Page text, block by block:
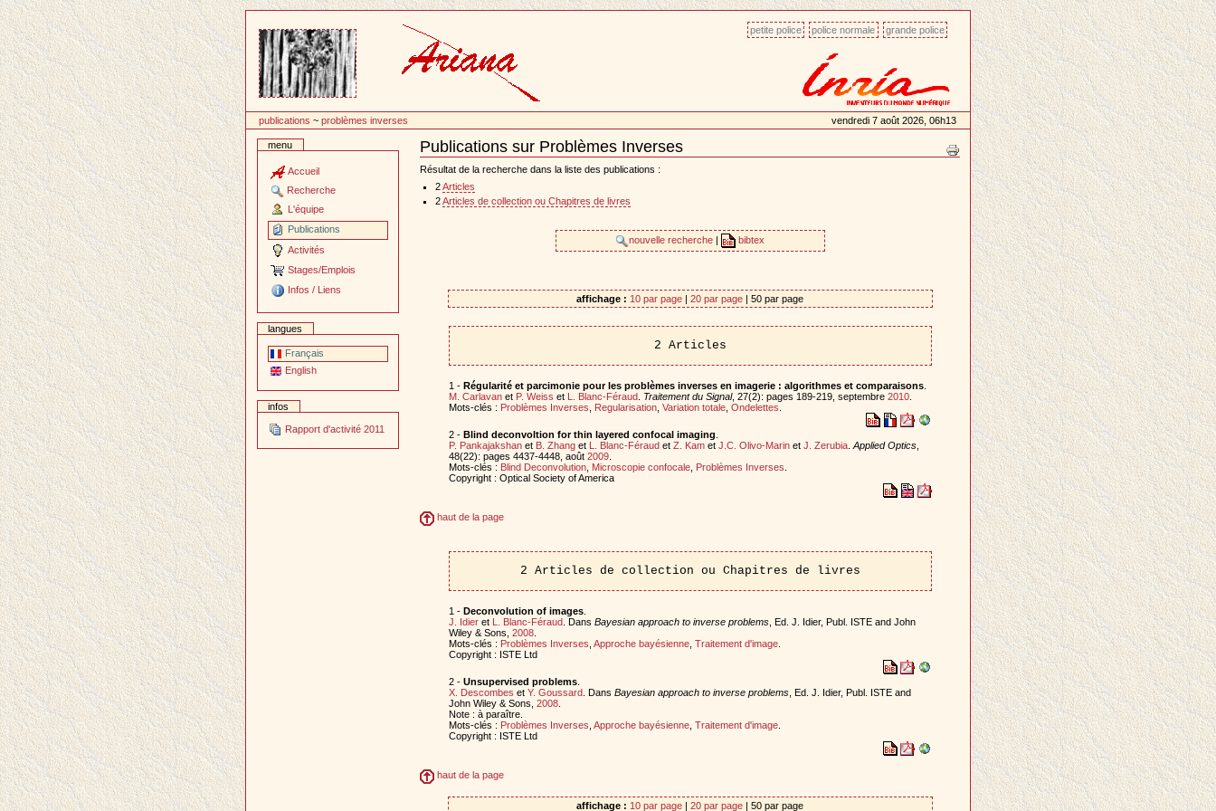
contenu
petite police police normale grande police
publications ~problèmes inverses vendredi 7 août 2026, 06h13
menu
Accueil
Recherche
L'équipe
Publications
Activités
Stages/Emplois
Infos / Liens
langues
Français
English
infos
Rapport d'activité 2011
Publications sur Problèmes Inverses
Document
Actions
Résultat de la recherche dans la liste des publications :
2Articles
2Articles de collection ou Chapitres de livres
nouvelle recherche bibtex
affichage : 10 par page | 20 par page | 50 par page
2 Articles
1 - Régularité et parcimonie pour les problèmes inverses en imagerie : algorithmes et comparaisons.
M. Carlavanet P. Weiss et L. Blanc-Féraud. Traitement du Signal, 27(2): pages 189-219, septembre 2010.
Mots-clés : Problèmes Inverses Regularisation, Variation totale, Ondelettes
2 - Blind deconvoltion for thin layered confocal imaging
P. Pankajakshanet B. Zhanget L. Blanc-Féraudet Z. Kamet J.C. Olivo-Marinet J. Zerubia. Applied Optics,
48(22): pages 4437-4448, août 2009.
Mots-clés : Blind Deconvolution, Microscopie confocale, Problèmes Inverses
Copyright : Optical Society of America
haut de la page
2 Articles de collection ou Chapitres de livres
1 - Deconvolution of images.
J. Idieret L. Blanc-Féraud. Dans Bayesian approach to inverse problems, Ed. J. Idier, Publ. ISTE and John
Wiley & Sons, 2008.
Mots-clés : Problèmes Inverses Approche bayésienne, Traitement d'image.
Copyright : ISTE Ltd
2 - Unsupervised problems.
X. Descombes et Y. Goussard. Dans Bayesian approach to inverse problems, Ed. J. Idier, Publ. ISTE and
John Wiley & Sons, 2008.
Note : à paraître.
Mots-clés : Problèmes Inverses Approche bayésienne, Traitement d'image.
Copyright : ISTE Ltd
haut de la page
affichage : 10 par page | 20 par page | 50 par page